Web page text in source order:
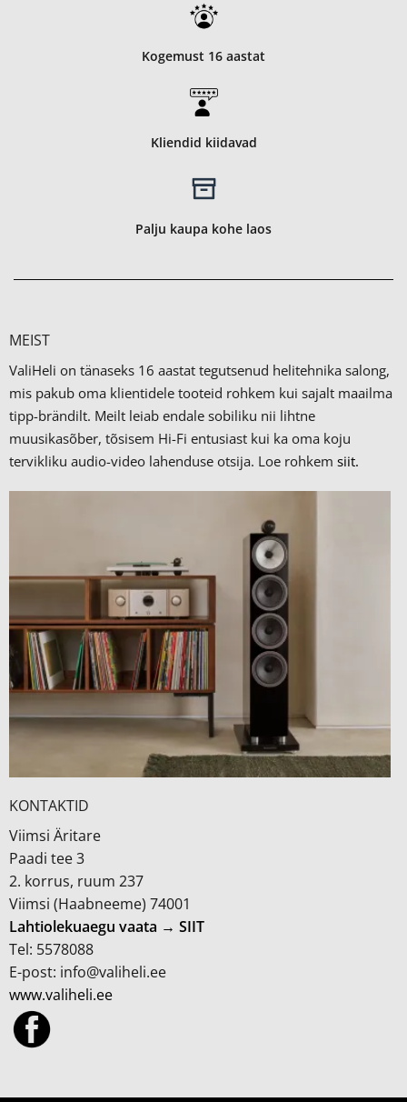
Kogemust 16 aastat
Kliendid kiidavad
Palju kaupa kohe laos
MEIST
ValiHeli on tänaseks 16 aastat tegutsenud helitehnika salong,
mis pakub oma klientidele tooteid rohkem kui sajalt maailma
tipp-brändilt. Meilt leiab endale sobiliku nii lihtne
muusikasõber, tõsisem Hi-Fi entusiast kui ka oma koju
tervikliku audio-video lahenduse otsija. Loe rohkem siit.
KONTAKTID
Viimsi Äritare
Paadi tee 3
2. korrus, ruum 237
Viimsi (Haabneeme) 74001
Lahtiolekuaegu vaata → SIIT
Tel: 5578088
E-post: info@valiheli.ee
www.valiheli.ee